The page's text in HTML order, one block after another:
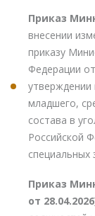
Приказ
внесении
приказу
Федерации
утверждении
младшего,
состава в
Российской
специальных
Приказ
от